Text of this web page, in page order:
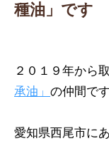
種油」です
２０１９年から
承油」 の仲間です
愛知県西尾市に